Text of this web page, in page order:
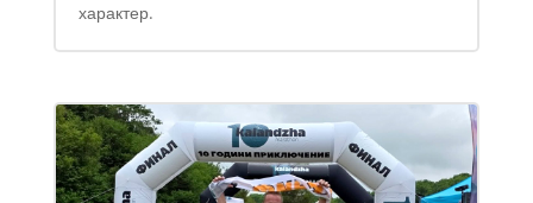
характер.